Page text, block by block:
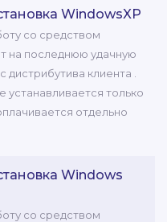
WindowsXP
со средством
на последнюю удачную
клиента .
только
отдельно
Windows
со средством